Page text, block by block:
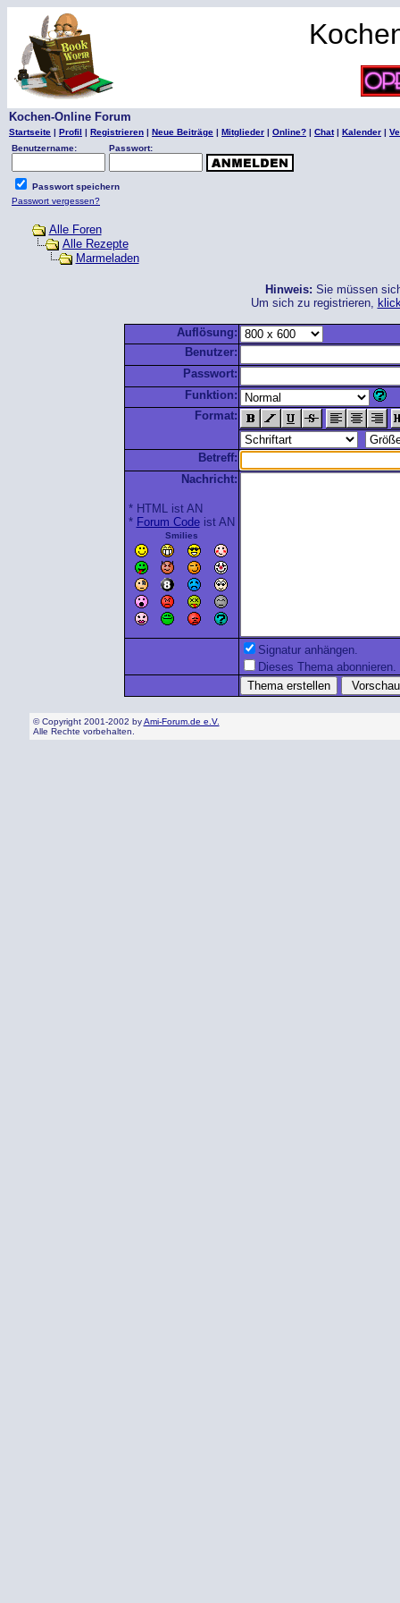
Kochen-Online Forum
Startseite | Profil | Registrieren | Neue Beiträge | Mitglieder | Online? | Chat| Kalender |
Benutzername:
Passwort:
Passwort speichern
Passwort vergessen?
Alle Foren
Alle Rezepte
Marmeladen
Hinweis: Sie müssen
Um sich zu registrieren,
Auflösung:
Benutzer:
Passwort:
Funktion:
Format:
Betreff:
Nachricht:
* HTML ist AN
* Forum Codeist AN
Smilies
Signatur anhängen.
Dieses Thema abonnieren.
© Copyright 2001-2002 byAmi-Forum.de e.V.
Alle Rechte vorbehalten.